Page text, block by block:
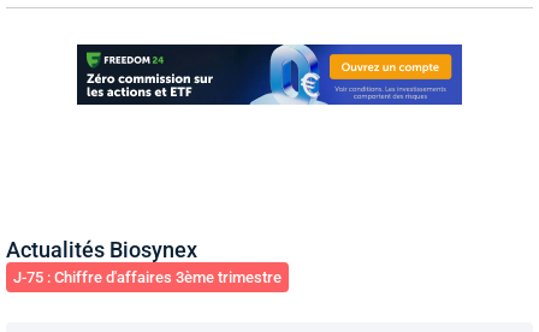
Actualités Biosynex
J-75 : Chiffre d'affaires 3ème trimestre